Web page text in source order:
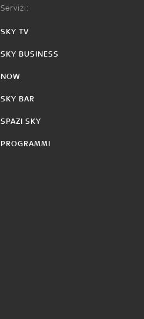
Servizi:
SKY TV
SKY BUSINESS
NOW
SKY BAR
SPAZI SKY
PROGRAMMI